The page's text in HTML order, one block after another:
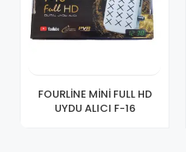
FOURLİNE MİNİ FULL HD
UYDU ALICI F-16